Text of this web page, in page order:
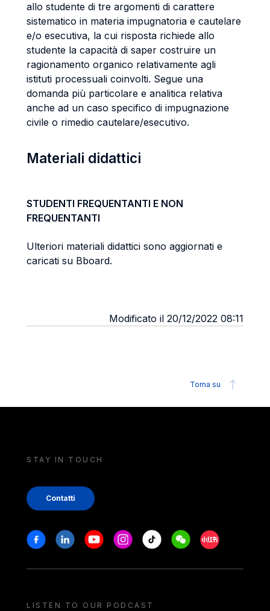
allo studente di tre argomenti di carattere
sistematico in materia impugnatoria e cautelare
e/o esecutiva, la cui risposta richiede allo
studente la capacità di saper costruire un
ragionamento organico relativamente agli
istituti processuali coinvolti. Segue una
domanda più particolare e analitica relativa
anche ad un caso specifico di impugnazione
civile o rimedio cautelare/esecutivo.
Materiali didattici
STUDENTI FREQUENTANTI E NON
FREQUENTANTI
Ulteriori materiali didattici sono aggiornati e
caricati su Bboard.
Modificato il 20/12/2022 08:11
Torna su
STAY IN TOUCH
Contatti
Stay in touch
FacebookLinkedinYoutubeInstagram
Tiktok WeechatXiaohongshu/
LISTEN TO OUR PODCAST